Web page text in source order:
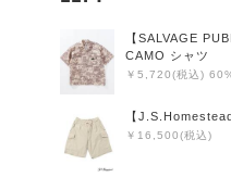
【SALVAGE
CAMO シャツ
￥5,720(税込)
【
￥16,500(税込)